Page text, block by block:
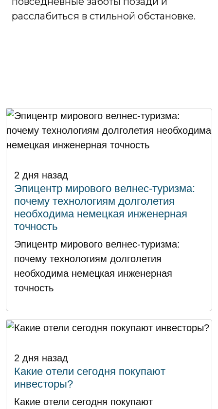
расслабиться в стильной обстановке.
2 дня назад
Эпицентр мирового велнес-туризма:
почему технологиям долголетия
необходима немецкая инженерная
точность
Эпицентр мирового велнес-туризма:
почему технологиям долголетия
необходима немецкая инженерная
точность
2 дня назад
Какие отели сегодня покупают
инвесторы?
Какие отели сегодня покупают